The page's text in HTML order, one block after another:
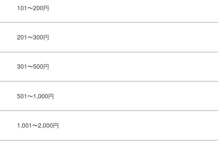
101〜200円
201〜300円
301〜500円
501〜1,000円
1,001〜2,000円